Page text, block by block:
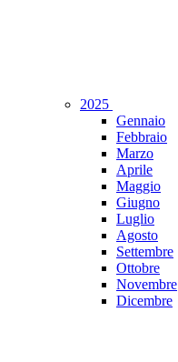
2025
Gennaio
Febbraio
Marzo
Aprile
Maggio
Giugno
Luglio
Agosto
Settembre
Ottobre
Novembre
Dicembre